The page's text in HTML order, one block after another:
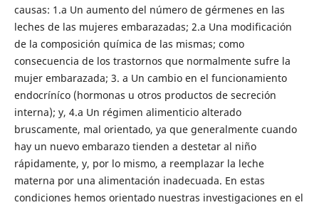
causas: 1.a Un aumento del número de gérmenes en las
leches de las mujeres embarazadas; 2.a Una modificación
de la composición química de las mismas; como
consecuencia de los trastornos que normalmente sufre la
mujer embarazada; 3. a Un cambio en el funcionamiento
endocríníco (hormonas u otros productos de secreción
interna); y, 4.a Un régimen alimenticio alterado
bruscamente, mal orientado, ya que generalmente cuando
hay un nuevo embarazo tienden a destetar al niño
rápidamente, y, por lo mismo, a reemplazar la leche
materna por una alimentación inadecuada. En estas
condiciones hemos orientado nuestras investigaciones en el